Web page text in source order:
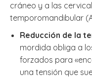
cráneo y a las
temporomandibular
Reducción de la
mordida obliga a
forzados para
una tensión que